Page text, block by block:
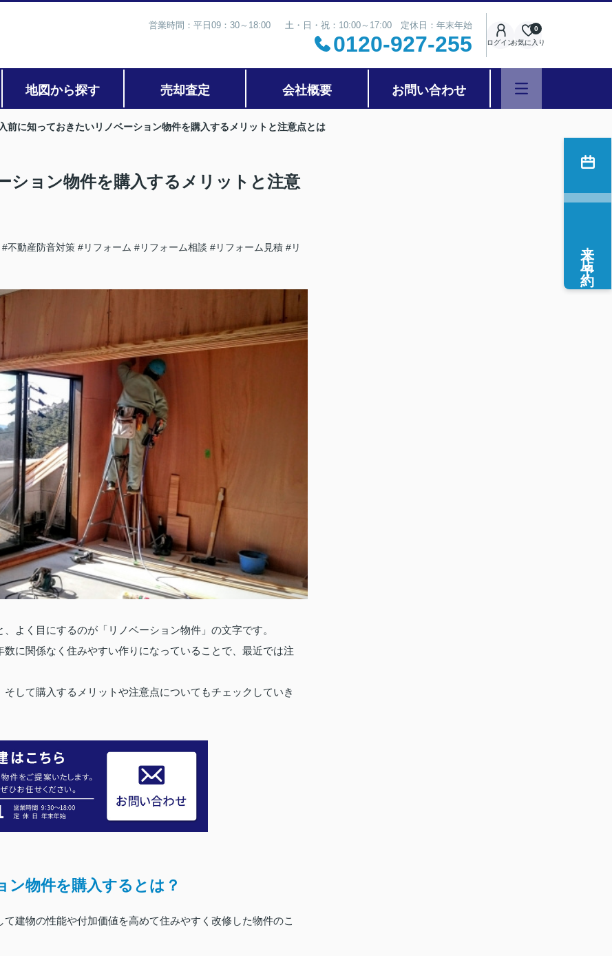
営業時間：平日09：30～18:00 土・日・祝：10:00～17:00 定休日：年末年始
0120-927-255 ログインお気に入り
0
地図から探す 売却査定 会社概要 お問い合わせ
前に知っておきたいリノベーション物件を購入するメリットと注意点とは
ション物件を購入するメリットと注意
#不動産防音対策 #リフォーム #リフォーム相談 #リフォーム見積 #リ
よく目にするのが「リノベーション物件」の文字です。
に関係なく住みやすい作りになっていることで、最近では注
して購入するメリットや注意点についてもチェックしていき
ン物件を購入するとは？
建物の性能や付加価値を高めて住みやすく改修した物件のこ
来店予約